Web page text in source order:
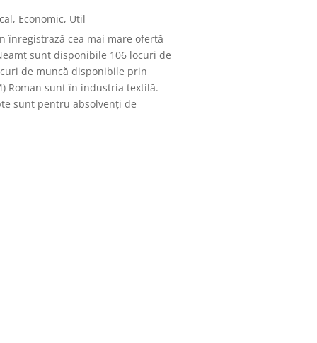
, Economic, Util
înregistrază cea mai mare ofertă
sunt disponibile 106 locuri de
de muncă disponibile prin
Roman sunt în industria textilă.
sunt pentru absolvenți de